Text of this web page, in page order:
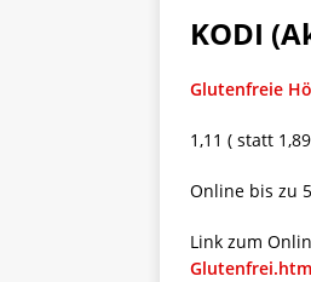
KODI
Glutenfreie
1,11 ( statt
Online bis zu
Link zum